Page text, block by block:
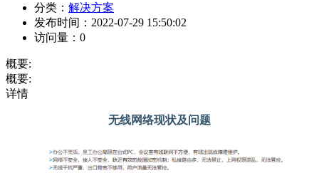
分类： 解决方案
发布时间： 2022-07-29 15:50:02
访问量： 0
概要:
概要:
详情
无线网络现状及问题